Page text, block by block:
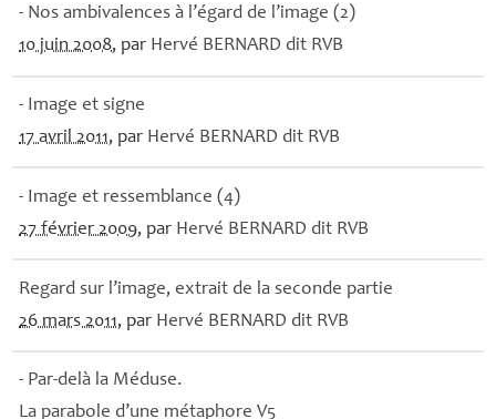
- Nos ambivalences à l’égard de l’image (2)
10 juin 2008, par Hervé BERNARD dit RVB
- Image et signe
17 avril 2011, par Hervé BERNARD dit RVB
- Image et ressemblance (4)
27 février 2009, par Hervé BERNARD dit RVB
Regard sur l’image, extrait de la seconde partie
26 mars 2011, par Hervé BERNARD dit RVB
- Par-delà la Méduse.
La parabole d’une métaphore V5